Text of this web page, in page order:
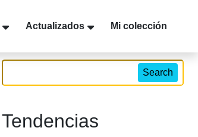
Actualizados Mi colección
Search
Tendencias